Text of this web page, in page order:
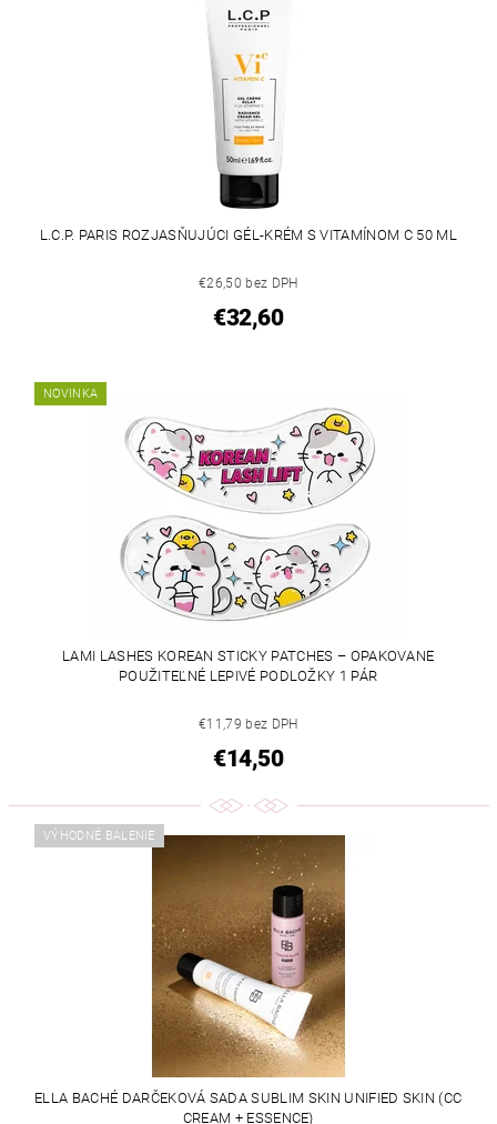
L.C.P. PARIS ROZJASŇUJÚCI GÉL-KRÉM S VITAMÍNOM C 50 ML
€26,50 bez DPH
€32,60
NOVINKA
LAMI LASHES KOREAN STICKY PATCHES – OPAKOVANE
POUŽITEĽNÉ LEPIVÉ PODLOŽKY 1 PÁR
€11,79 bez DPH
€14,50
VÝHODNÉ BALENIE
ELLA BACHÉ DARČEKOVÁ SADA SUBLIM SKIN UNIFIED SKIN (CC
CREAM + ESSENCE)